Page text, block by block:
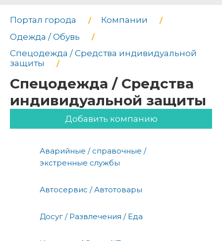
Портал города
Компании
Одежда / Обувь
Спецодежда / Средства индивидуальной
защиты
Спецодежда / Средства
индивидуальной защиты
Добавить компанию
Аварийные / справочные /
экстренные службы
Автосервис / Автотовары
Досуг / Развлечения / Еда